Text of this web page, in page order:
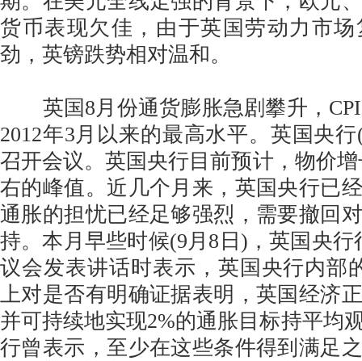
货币表现欠佳，由于英国劳动力市
劲，英镑跌势相对温和。
英国8月份通货膨胀急剧攀升，CPI
2012年3月以来的最高水平。英国央
召开会议。英国央行目前预计，物价
右的峰值。近几个月来，英国央行已
通胀的担忧已经足够强烈，需要撤回
持。本月早些时候(9月8日)，英国央行
议会发表讲话时表示，英国央行内部
上对是否有明确证据表明，英国经济
并可持续地实现2%的通胀目标持平均
行曾表示，至少在这些条件得到满足